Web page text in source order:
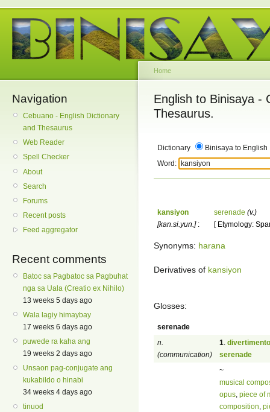
Navigation
Cebuano - English Dictionary
and Thesaurus
Web Reader
Spell Checker
About
Search
Forums
Recent posts
Feed aggregator
Recent comments
Batoc sa Pagbatoc sa Pagbuhat
nga sa Uala (Creatio ex Nihilo)
13 weeks 5 days ago
Wala lagiy himaybay
17 weeks 6 days ago
puwede ra kaha ang
19 weeks 2 days ago
Unsaon pag-conjugate ang
kukabildo o hinabi
34 weeks 4 days ago
tinuod
Home
English to Binisaya -
Thesaurus.
Dictionary
Binisaya to English
Word:
kansiyon
[kan.si.yun.]:
serenade (v.)
[ Etymology:
Synonyms: harana
Derivatives of kansiyon
Glosses:
serenade
n.
(communication)
1 divertimento
serenade
~
musical
opus piece of
composition